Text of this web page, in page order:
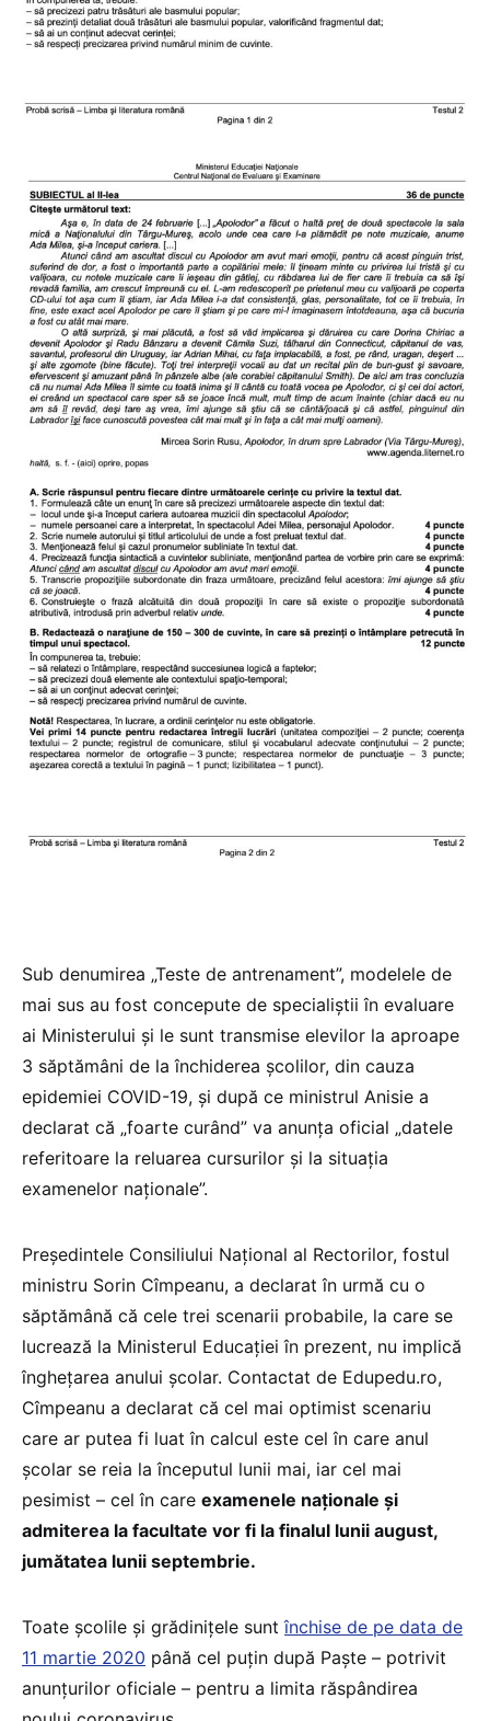
Sub denumirea „Teste de antrenament”, modelele de
mai sus au fost concepute de specialiștii în evaluare
ai Ministerului și le sunt transmise elevilor la aproape
3 săptămâni de la închiderea școlilor, din cauza
epidemiei COVID-19, și după ce ministrul Anisie a
declarat că „foarte curând” va anunța oficial „datele
referitoare la reluarea cursurilor și la situația
examenelor naționale”.
Președintele Consiliului Național al Rectorilor, fostul
ministru Sorin Cîmpeanu, a declarat în urmă cu o
săptămână că cele trei scenarii probabile, la care se
lucrează la Ministerul Educației în prezent, nu implică
înghețarea anului școlar. Contactat de Edupedu.ro,
Cîmpeanu a declarat că cel mai optimist scenariu
care ar putea fi luat în calcul este cel în care anul
școlar se reia la începutul lunii mai, iar cel mai
pesimist – cel în care examenele naționale și
admiterea la facultate vor fi la finalul lunii august,
jumătatea lunii septembrie.
Toate școlile și grădinițele suntînchise de pe data de
11 martie 2020 până cel puțin după Paște – potrivit
anunțurilor oficiale – pentru a limita răspândirea